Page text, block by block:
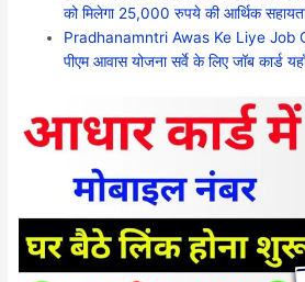
को मिलेगा 25,000 रुपये की आर्थिक
Pradhanamntri Awas Ke Liye Job
पीएम आवास योजना सर्वे के लिए जॉब कार्ड